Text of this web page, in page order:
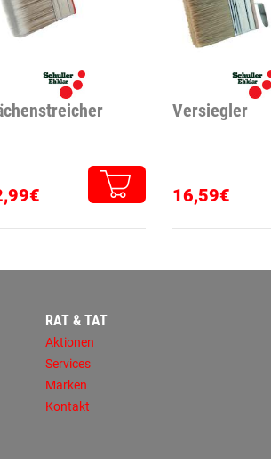
Versiegler
16,59€
RAT & TAT
Aktionen
Services
Marken
Kontakt